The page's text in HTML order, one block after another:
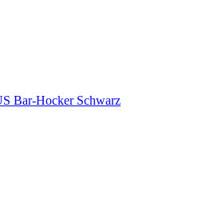
Bar-Hocker Schwarz